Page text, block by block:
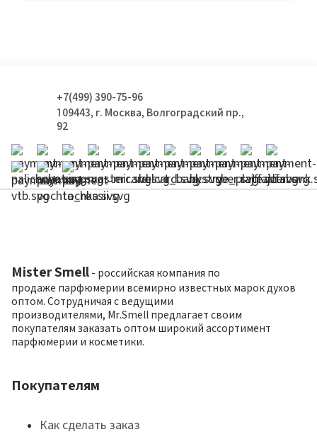
+7(499) 390-75-96
109443, г. Москва, Волгоградский пр.,
92
Mister Smell - российская компания по
продаже парфюмерии всемирно известных марок духов
оптом. Сотрудничая с ведущими
производителями, Mr.Smell предлагает своим
покупателям заказать оптом широкий ассортимент
парфюмерии и косметики.
Покупателям
Как сделать заказ